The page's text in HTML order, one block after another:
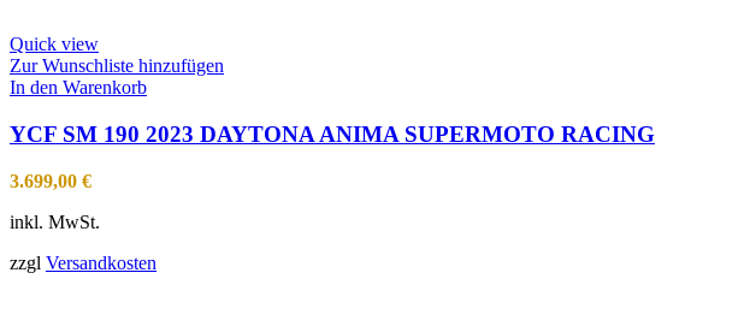
Quick view
Zur Wunschliste hinzufügen
In den Warenkorb
YCF SM 190 2023 DAYTONA ANIMA SUPERMOTO RACING
3.699,00 €
inkl. MwSt.
zzgl Versandkosten